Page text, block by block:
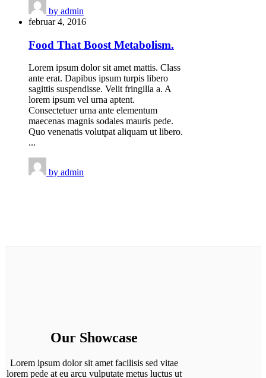
by admin
februar 4, 2016
Food That Boost Metabolism.
Lorem ipsum dolor sit amet mattis. Class
ante erat. Dapibus ipsum turpis libero
sagittis suspendisse. Velit fringilla a. A
lorem ipsum vel urna aptent.
Consectetuer urna ante elementum
maecenas magnis sodales mauris pede.
Quo venenatis volutpat aliquam ut libero.
...
by admin
Our Showcase
Lorem ipsum dolor sit amet facilisis sed vitae
lorem pede at eu arcu vulputate metus luctus ut